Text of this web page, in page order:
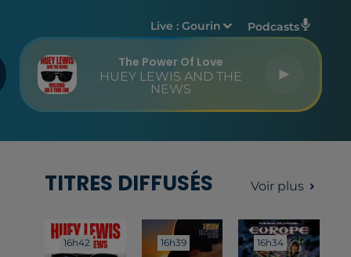
Live :Gourin Podcasts
The Power Of Love
HUEY LEWIS AND THE
NEWS
TITRES DIFFUSÉS Voir plus
16h42
16h42 16h39
16h39 16h34
16h34